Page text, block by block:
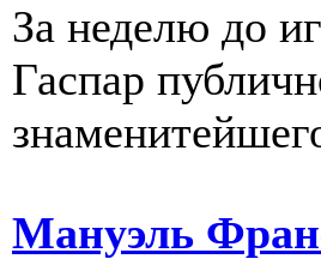
За неделю до
Гаспар
Мануэль